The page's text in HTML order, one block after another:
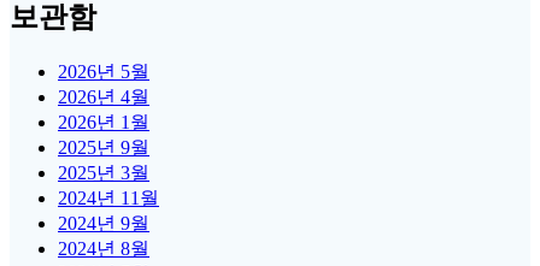
보관함
2026년 5월
2026년 4월
2026년 1월
2025년 9월
2025년 3월
2024년 11월
2024년 9월
2024년 8월